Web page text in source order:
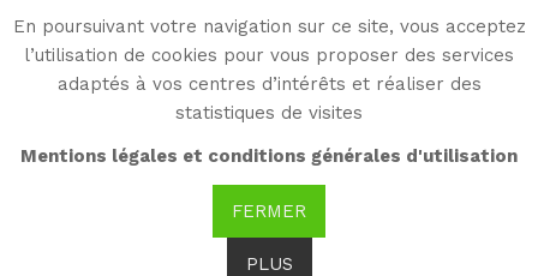
En poursuivant votre navigation sur ce site, vous acceptez
l’utilisation de cookies pour vous proposer des services
adaptés à vos centres d’intérêts et réaliser des
statistiques de visites
Mentions légales et conditions générales d'utilisation
FERMER
PLUS
WG
Witold Gombrowicz
5-7.10.2018, Vence, 1er
Anniversaire de l'Espace